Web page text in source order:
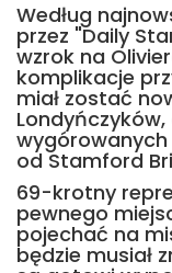
Według
przez "Daily
wzrok na
komplikacje
miał zostać
od Stamford
69-krotny
pewnego
pojechać na
będzie musiał